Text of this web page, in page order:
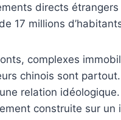
directs étrangers
17 millions
complexes
chinois sont
une relation
construite sur un